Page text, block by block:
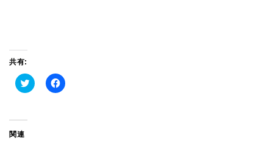
共有:
ク
リ
Facebook
で
関連